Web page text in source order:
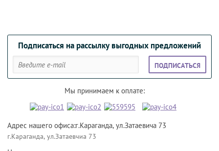
Подписаться на рассылку выгодных предложений
ПОДПИСАТЬСЯ
Мы принимаем к оплате:
Адрес нашего офиса:г.Караганда, ул.Затаевича 73
г.Караганда, ул.Затаевчиа 73